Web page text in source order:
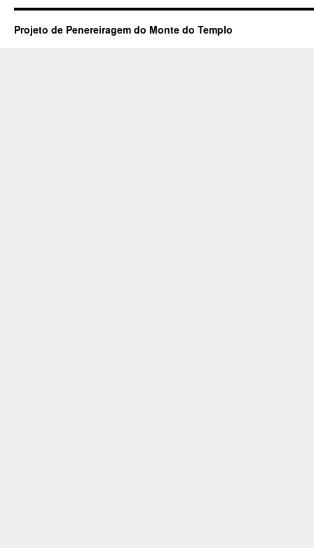
Projeto de Penereiragem do Monte do Templo